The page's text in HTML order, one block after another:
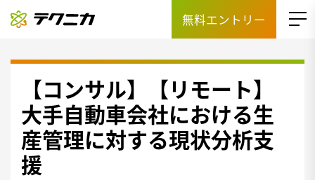
無料エントリー
【コンサル】【リモート】
大手自動車会社における生
産管理に対する現状分析支
援